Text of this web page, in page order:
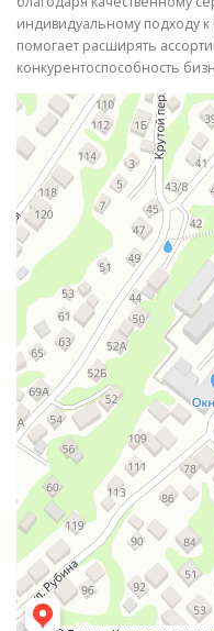
индивидуальному подходу к
помогает расширять
конкурентоспособность